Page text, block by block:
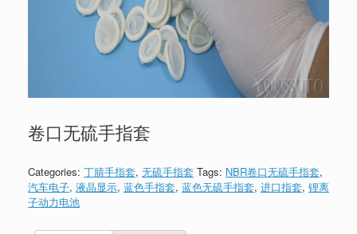
卷口无硫手指套
Categories: 丁腈手指套, 无硫手指套 Tags: NBR卷口无硫手指套,
汽车电子, 液晶显示, 蓝色手指套, 蓝色无硫手指套, 进口指套, 锂离
子动力电池